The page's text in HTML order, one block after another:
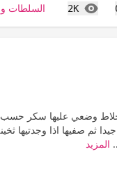
2K
المشاهدات السلطات
وضعي عليها سكر حسب
ثم صفيها اذا وجدتيها
المزيد